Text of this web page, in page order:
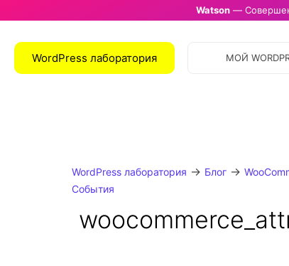
Watson —
WordPress лаборатория МОЙ
WordPress лаборатория → Блог→
События